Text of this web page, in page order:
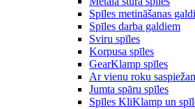
Spīles metināšanas
Spīles darba galdiem
Sviru spīles
Korpusa spīles
GearKlamp spīles
Ar vienu roku
Jumta spāru spīles
Spīles KliKlamp un